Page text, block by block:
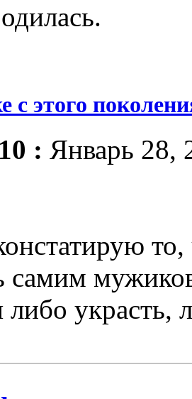
с этого
: Январь 28,
самим
украсть,